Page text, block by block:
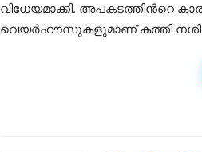
വിധേയമാക്കി.
വെയർഹൗസുകളുമാണ്​ കത്തി